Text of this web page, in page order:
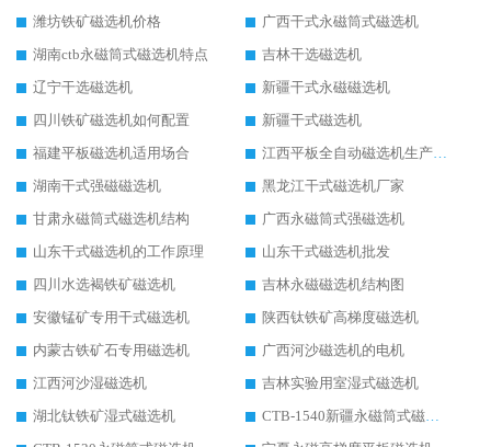
潍坊铁矿磁选机价格
广西干式永磁筒式磁选机
湖南ctb永磁筒式磁选机特点
吉林干选磁选机
辽宁干选磁选机
新疆干式永磁磁选机
四川铁矿磁选机如何配置
新疆干式磁选机
福建平板磁选机适用场合
江西平板全自动磁选机生产厂家
湖南干式强磁磁选机
黑龙江干式磁选机厂家
甘肃永磁筒式磁选机结构
广西永磁筒式强磁选机
山东干式磁选机的工作原理
山东干式磁选机批发
四川水选褐铁矿磁选机
吉林永磁磁选机结构图
安徽锰矿专用干式磁选机
陕西钛铁矿高梯度磁选机
内蒙古铁矿石专用磁选机
广西河沙磁选机的电机
江西河沙湿磁选机
吉林实验用室湿式磁选机
湖北钛铁矿湿式磁选机
CTB-1540新疆永磁筒式磁选机